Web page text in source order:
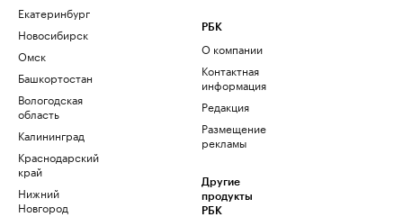
Екатеринбург
Новосибирск
Омск
Башкортостан
Вологодская
область
Калининград
Краснодарский
край
Нижний
Новгород
РБК
О компании
Контактная
информация
Редакция
Размещение
рекламы
Другие
продукты
РБК